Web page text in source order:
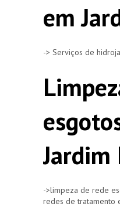
em
-> Serviços de
Jardim
->limpeza de rede
redes de tratamento